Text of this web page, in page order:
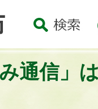
み通信」